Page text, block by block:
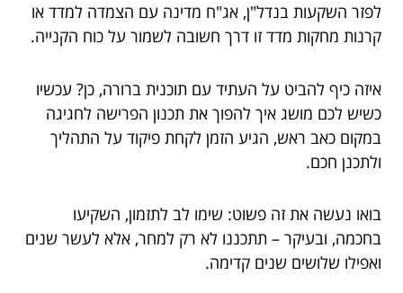
לפזר השקעות בנדל"ן, אג"ח מדינה עם הצמדה למדד או
קרנות מחקות מדד זו דרך חשובה לשמור על כוח הקנייה.
איזה כיף להביט על העתיד עם תוכנית ברורה, כן? עכשיו
כשיש לכם מושג איך להפוך את תכנון הפרישה לחגיגה
במקום כאב ראש, הגיע הזמן לקחת פיקוד על התהליך
ולתכנן חכם.
בואו נעשה את זה פשוט: שימו לב לתזמון, השקיעו
בחכמה, ובעיקר – תתכננו לא רק למחר, אלא לעשר שנים
ואפילו שלושים שנים קדימה.